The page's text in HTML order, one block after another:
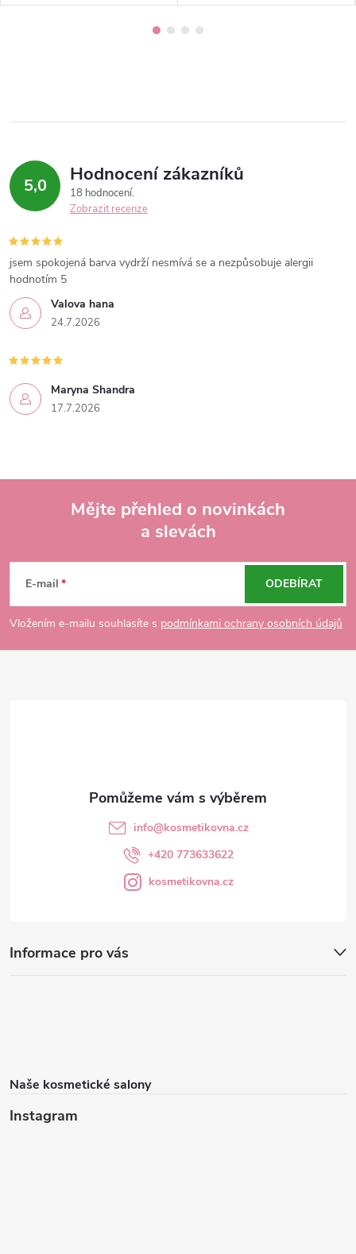
5,0 Hodnocení zákazníků
18 hodnocení
Zobrazit recenze
Valova hana
24.7.2026
jsem spokojená barva vydrží nesmívá se a nezpůsobuje alergii
hodnotím 5
Maryna Shandra
17.7.2026
p
a
Mějte přehled o novinkách
a slevách
E-mail
Vložením e-mailu souhlasíte s podmínkami ochrany osobních údajů
ODEBÍRAT
Informace pro vás
Naše kosmetické salony
Instagram
info@kosmetikovna.cz
+420 773633622
kosmetikovna.cz